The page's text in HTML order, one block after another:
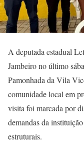
A deputada estadual
Jambeiro no último
Pamonhada da Vila
comunidade local em
visita foi marcada por
demandas da
estruturais.